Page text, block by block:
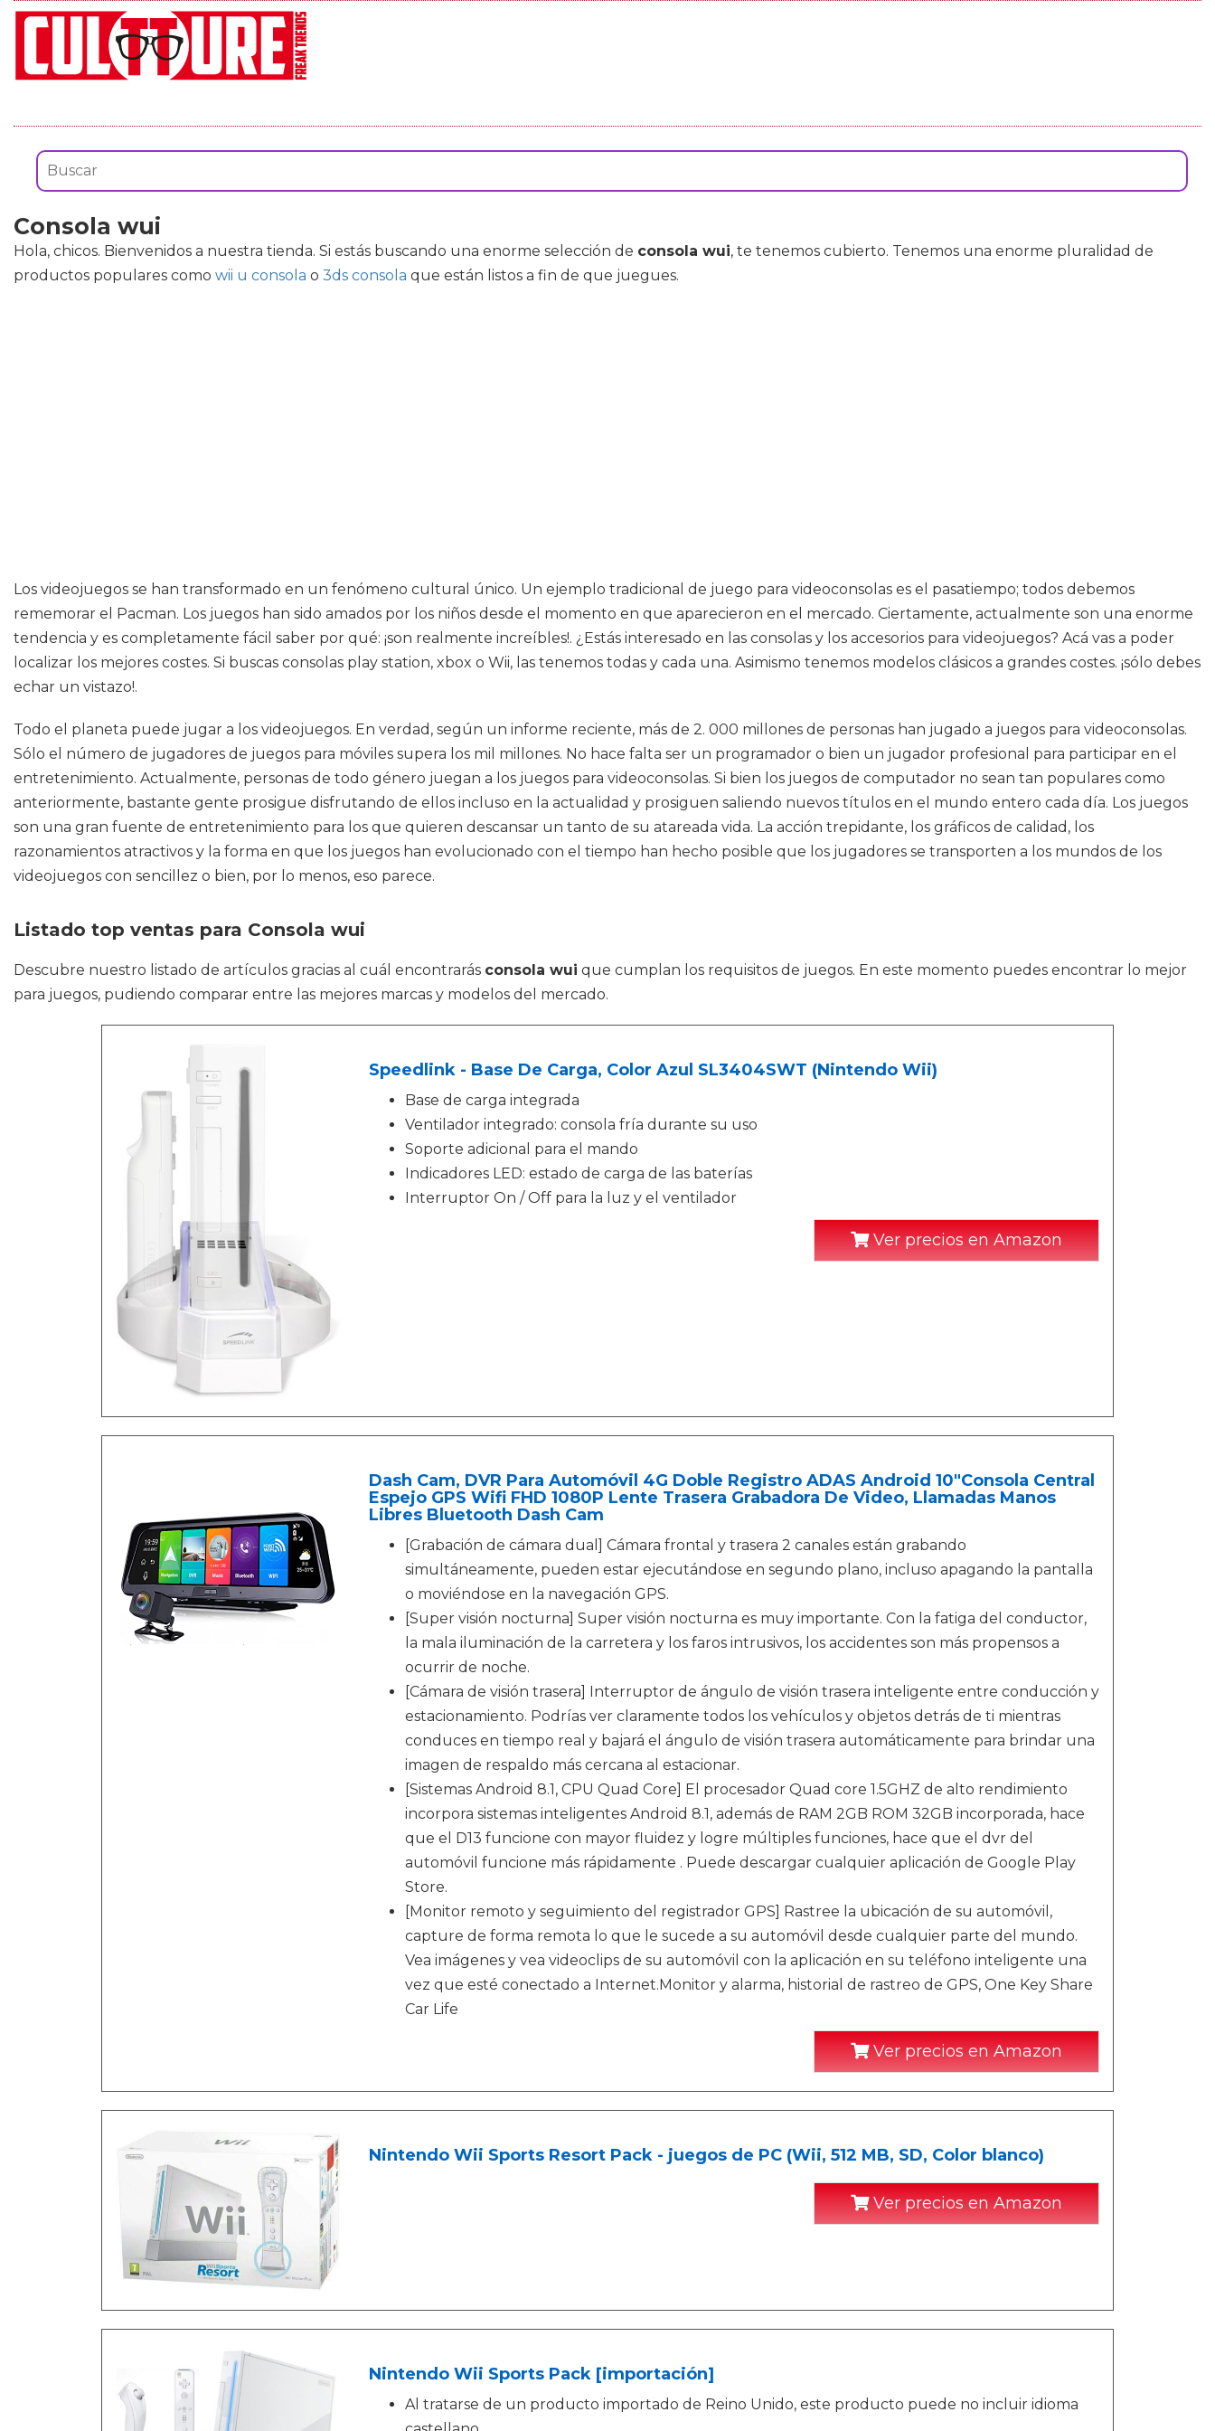
Consola wui
Hola, chicos. Bienvenidos a nuestra tienda. Si estás buscando una enorme selección de consola wui, te tenemos cubierto. Tenemos una enorme pluralidad de
productos populares como wii u consola o 3ds consola que están listos a fin de que juegues.
Los videojuegos se han transformado en un fenómeno cultural único. Un ejemplo tradicional de juego para videoconsolas es el pasatiempo; todos debemos
rememorar el Pacman. Los juegos han sido amados por los niños desde el momento en que aparecieron en el mercado. Ciertamente, actualmente son una enorme
tendencia y es completamente fácil saber por qué: ¡son realmente increíbles!. ¿Estás interesado en las consolas y los accesorios para videojuegos? Acá vas a poder
localizar los mejores costes. Si buscas consolas play station, xbox o Wii, las tenemos todas y cada una. Asimismo tenemos modelos clásicos a grandes costes. ¡sólo debes
echar un vistazo!.
Todo el planeta puede jugar a los videojuegos. En verdad, según un informe reciente, más de 2. 000 millones de personas han jugado a juegos para videoconsolas.
Sólo el número de jugadores de juegos para móviles supera los mil millones. No hace falta ser un programador o bien un jugador profesional para participar en el
entretenimiento. Actualmente, personas de todo género juegan a los juegos para videoconsolas. Si bien los juegos de computador no sean tan populares como
anteriormente, bastante gente prosigue disfrutando de ellos incluso en la actualidad y prosiguen saliendo nuevos títulos en el mundo entero cada día. Los juegos
son una gran fuente de entretenimiento para los que quieren descansar un tanto de su atareada vida. La acción trepidante, los gráficos de calidad, los
razonamientos atractivos y la forma en que los juegos han evolucionado con el tiempo han hecho posible que los jugadores se transporten a los mundos de los
videojuegos con sencillez o bien, por lo menos, eso parece.
Listado top ventas para Consola wui
Descubre nuestro listado de artículos gracias al cuál encontrarás consola wui que cumplan los requisitos de juegos. En este momento puedes encontrar lo mejor
para juegos, pudiendo comparar entre las mejores marcas y modelos del mercado.
Speedlink - Base De Carga, Color Azul SL3404SWT (Nintendo Wii)
Base de carga integrada
Ventilador integrado: consola fría durante su uso
Soporte adicional para el mando
Indicadores LED: estado de carga de las baterías
Interruptor On / Off para la luz y el ventilador
Ver precios en Amazon
Dash Cam, DVR Para Automóvil 4G Doble Registro ADAS Android 10"Consola Central
Espejo GPS Wifi FHD 1080P Lente Trasera Grabadora De Video, Llamadas Manos
Libres Bluetooth Dash Cam
[Grabación de cámara dual] Cámara frontal y trasera 2 canales están grabando
simultáneamente, pueden estar ejecutándose en segundo plano, incluso apagando la pantalla
o moviéndose en la navegación GPS.
[Super visión nocturna] Super visión nocturna es muy importante. Con la fatiga del conductor,
la mala iluminación de la carretera y los faros intrusivos, los accidentes son más propensos a
ocurrir de noche.
[Cámara de visión trasera] Interruptor de ángulo de visión trasera inteligente entre conducción y
estacionamiento. Podrías ver claramente todos los vehículos y objetos detrás de ti mientras
conduces en tiempo real y bajará el ángulo de visión trasera automáticamente para brindar una
imagen de respaldo más cercana al estacionar.
[Sistemas Android 8.1, CPU Quad Core] El procesador Quad core 1.5GHZ de alto rendimiento
incorpora sistemas inteligentes Android 8.1, además de RAM 2GB ROM 32GB incorporada, hace
que el D13 funcione con mayor fluidez y logre múltiples funciones, hace que el dvr del
automóvil funcione más rápidamente . Puede descargar cualquier aplicación de Google Play
Store.
[Monitor remoto y seguimiento del registrador GPS] Rastree la ubicación de su automóvil,
capture de forma remota lo que le sucede a su automóvil desde cualquier parte del mundo.
Vea imágenes y vea videoclips de su automóvil con la aplicación en su teléfono inteligente una
vez que esté conectado a Internet.Monitor y alarma, historial de rastreo de GPS, One Key Share
Car Life
Ver precios en Amazon
Nintendo Wii Sports Resort Pack - juegos de PC (Wii, 512 MB, SD, Color blanco)
Ver precios en Amazon
Nintendo Wii Sports Pack [importación]
Al tratarse de un producto importado de Reino Unido, este producto puede no incluir idioma